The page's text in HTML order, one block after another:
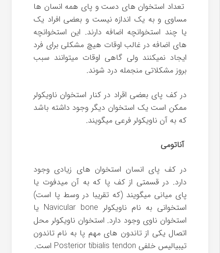
تعداد استخوان های دست و پای همه انسان ها
مساوی و به یک اندازه نیست و بعضی افراد یک
یا چند استخوانچه اضافه دارند. این استخوانچه
های اضافه در غالب اوقات هیچ مشکلی برای فرد
ایجاد نمیکنند ولی گاهی اوقات میتوانند سبب
بروز مشکلاتی منجمله درد شوند.
در کف پای بعضی اقراد در کنار استخوان ناویکولر
ممکن است یک استخوان دیگر وجود داشته باشد
که به آن ناویکولر فرعی میگویند.
آناتومی
در کف پای انسان استخوان های زیادی وجود
دارد. در قسمتی از کف پا که به آن میدفوت یا
پای میانی میگویند (که تقریبا در وسط پا است)
استخوانی به نام ناویکولر Navicular bone یا
استخوان ناوی وجود دارد. استخوان ناویکولر محل
اتصال یکی از تاندون های مهم پا به نام تاندون
تیبیالیس خلفی Posterior tibialis tendon است.